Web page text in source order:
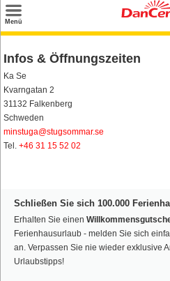
Menü
Weitere Urlaubsziele
Angebote
Inspiration
Gut zu wissen
Login
Infos & Öffnungszeiten
Ka Se
Kvarngatan 2
31132 Falkenberg
Schweden
minstuga@stugsommar.se
Tel. +46 31 15 52 02
Schließen Sie sich 100.000
Erhalten Sie einen
Ferienhausurlaub - melden Sie sich
an. Verpassen Sie nie wieder exklusive
Urlaubstipps!